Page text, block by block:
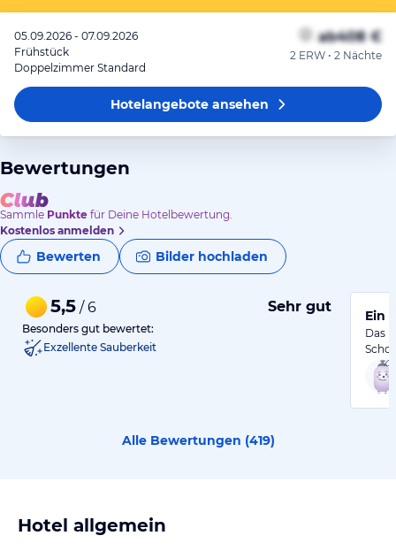
05.09.2026 - 07.09.2026
Frühstück
Doppelzimmer Standard
ab408 €
2 ERW • 2 Nächte
Hotelangeboteansehen
Bewertungen
Sammle Punkte für Deine Hotelbewertung.
Kostenlos anmelden
Bewerten Bilder hochladen
5,5 / 6 Sehr gut
Besonders gut bewertet:
Exzellente Sauberkeit
Ein
Das
Alle Bewertungen (419)
Hotel allgemein